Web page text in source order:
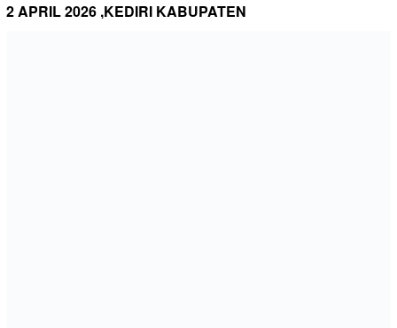
2 APRIL 2026 ,KEDIRI KABUPATEN